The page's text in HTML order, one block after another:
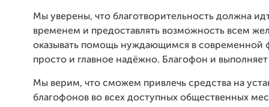
Мы уверены, что благотворительность должна
временем и предоставлять возможность всем
оказывать помощь нуждающимся в современной
просто и главное надёжно. Благофон и выполняет
Мы верим, что сможем привлечь средства на
благофонов во всех доступных общественных